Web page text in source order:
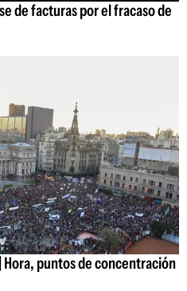
de facturas por el fracaso de
Hora, puntos de concentración